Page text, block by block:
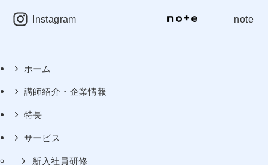
Instagram note
ホーム
講師紹介・企業情報
特長
サービス
新入社員研修